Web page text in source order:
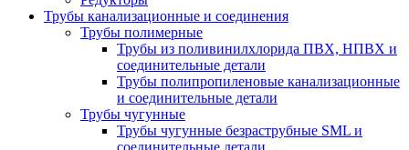
Трубы канализационные и соединения
Трубы полимерные
Трубы из поливинилхлорида ПВХ, НПВХ и
соединительные детали
Трубы полипропиленовые канализационные
и соединительные детали
Трубы чугунные
Трубы чугунные безраструбные SML и
соединительные детали